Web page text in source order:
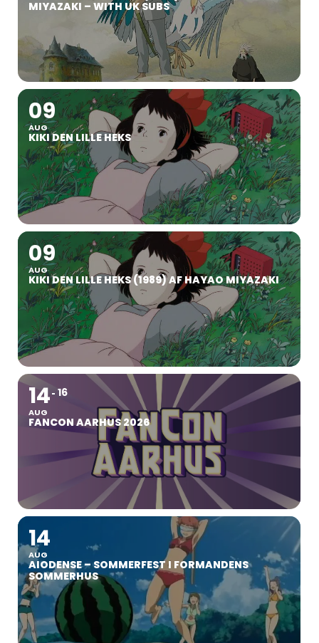
MIYAZAKI – WITH UK SUBS
09
AUG
KIKI DEN LILLE HEKS
09
AUG
KIKI DEN LILLE HEKS (1989) AF HAYAO MIYAZAKI
14
AUG
16
FANCON AARHUS 2026
14
AUG
AIODENSE – SOMMERFEST I FORMANDENS
SOMMERHUS